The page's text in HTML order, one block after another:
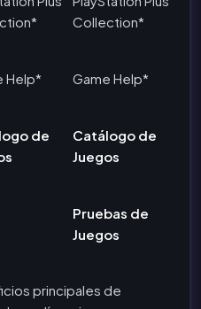
Collection*
Help* Game Help*
de
Catálogo de
Juegos
Pruebas de
Juegos
principales de